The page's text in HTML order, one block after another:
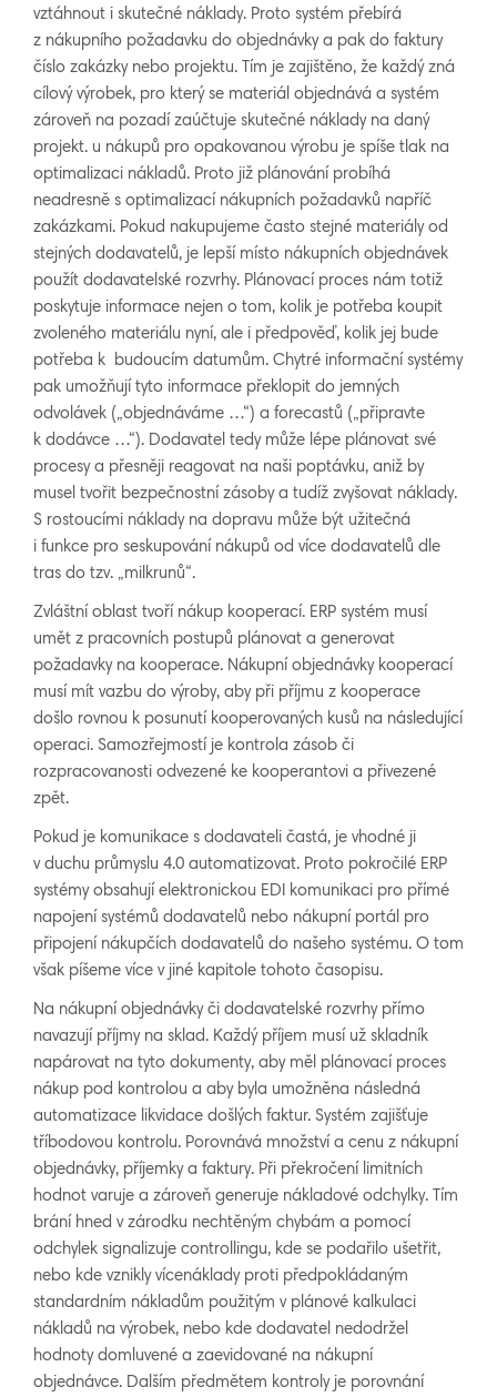
vztáhnout i skutečné náklady. Proto systém přebírá
z nákupního požadavku do objednávky a pak do faktury
číslo zakázky nebo projektu. Tím je zajištěno, že každý zná
cílový výrobek, pro který se materiál objednává a systém
zároveň na pozadí zaúčtuje skutečné náklady na daný
projekt. u nákupů pro opakovanou výrobu je spíše tlak na
optimalizaci nákladů. Proto již plánování probíhá
neadresně s optimalizací nákupních požadavků napříč
zakázkami. Pokud nakupujeme často stejné materiály od
stejných dodavatelů, je lepší místo nákupních objednávek
použít dodavatelské rozvrhy. Plánovací proces nám totiž
poskytuje informace nejen o tom, kolik je potřeba koupit
zvoleného materiálu nyní, ale i předpověď, kolik jej bude
potřeba k budoucím datumům. Chytré informační systémy
pak umožňují tyto informace překlopit do jemných
odvolávek („objednáváme …“) a forecastů („připravte
k dodávce …“). Dodavatel tedy může lépe plánovat své
procesy a přesněji reagovat na naši poptávku, aniž by
musel tvořit bezpečnostní zásoby a tudíž zvyšovat náklady.
S rostoucími náklady na dopravu může být užitečná
i funkce pro seskupování nákupů od více dodavatelů dle
tras do tzv. „milkrunů“.
Zvláštní oblast tvoří nákup kooperací. ERP systém musí
umět z pracovních postupů plánovat a generovat
požadavky na kooperace. Nákupní objednávky kooperací
musí mít vazbu do výroby, aby při příjmu z kooperace
došlo rovnou k posunutí kooperovaných kusů na následující
operaci. Samozřejmostí je kontrola zásob či
rozpracovanosti odvezené ke kooperantovi a přivezené
zpět.
Pokud je komunikace s dodavateli častá, je vhodné ji
v duchu průmyslu 4.0 automatizovat. Proto pokročilé ERP
systémy obsahují elektronickou EDI komunikaci pro přímé
napojení systémů dodavatelů nebo nákupní portál pro
připojení nákupčích dodavatelů do našeho systému. O tom
však píšeme více v jiné kapitole tohoto časopisu.
Na nákupní objednávky či dodavatelské rozvrhy přímo
navazují příjmy na sklad. Každý příjem musí už skladník
napárovat na tyto dokumenty, aby měl plánovací proces
nákup pod kontrolou a aby byla umožněna následná
automatizace likvidace došlých faktur. Systém zajišťuje
tříbodovou kontrolu. Porovnává množství a cenu z nákupní
objednávky, příjemky a faktury. Při překročení limitních
hodnot varuje a zároveň generuje nákladové odchylky. Tím
brání hned v zárodku nechtěným chybám a pomocí
odchylek signalizuje controllingu, kde se podařilo ušetřit,
nebo kde vznikly vícenáklady proti předpokládaným
standardním nákladům použitým v plánové kalkulaci
nákladů na výrobek, nebo kde dodavatel nedodržel
hodnoty domluvené a zaevidované na nákupní
objednávce. Dalším předmětem kontroly je porovnání